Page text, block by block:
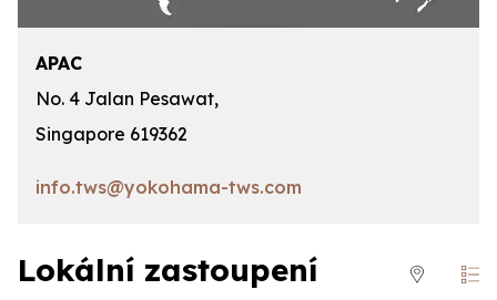
APAC
No. 4 Jalan Pesawat,
Singapore 619362
info.tws@yokohama-tws.com
Lokální zastoupení